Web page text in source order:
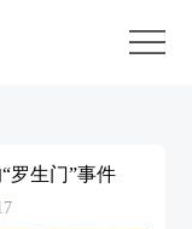
罗生门”事件